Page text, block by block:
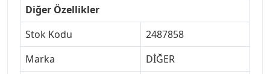
Diğer Özellikler
Stok Kodu
2487858
Marka
DİĞER